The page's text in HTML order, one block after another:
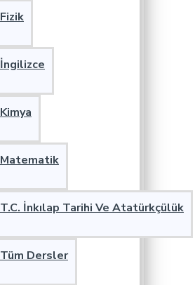
Fizik
İngilizce
Kimya
Matematik
T.C. İnkılap Tarihi Ve Atatürkçülük
Tüm Dersler